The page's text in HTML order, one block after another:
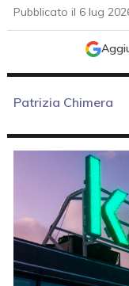
Pubblicato il 6 lug
Patrizia Chimera